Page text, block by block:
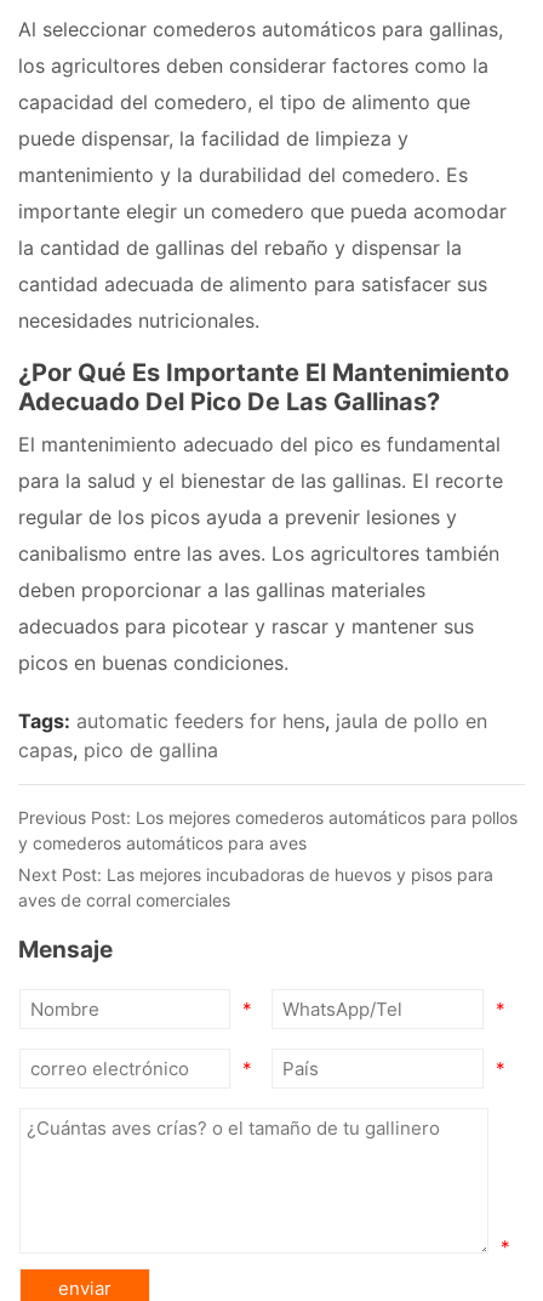
Al seleccionar comederos automáticos para gallinas,
los agricultores deben considerar factores como la
capacidad del comedero, el tipo de alimento que
puede dispensar, la facilidad de limpieza y
mantenimiento y la durabilidad del comedero. Es
importante elegir un comedero que pueda acomodar
la cantidad de gallinas del rebaño y dispensar la
cantidad adecuada de alimento para satisfacer sus
necesidades nutricionales.
¿Por Qué Es Importante El Mantenimiento
Adecuado Del Pico De Las Gallinas?
El mantenimiento adecuado del pico es fundamental
para la salud y el bienestar de las gallinas. El recorte
regular de los picos ayuda a prevenir lesiones y
canibalismo entre las aves. Los agricultores también
deben proporcionar a las gallinas materiales
adecuados para picotear y rascar y mantener sus
picos en buenas condiciones.
Tags: automatic feeders for hens, jaula de pollo en
capas, pico de gallina
Previous Post: Los mejores comederos automáticos para pollos
y comederos automáticos para aves
Next Post: Las mejores incubadoras de huevos y pisos para
aves de corral comerciales
Mensaje
* *
* *
*